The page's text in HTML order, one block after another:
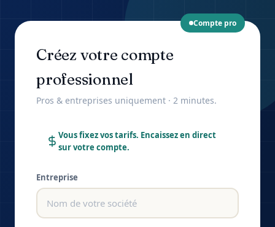
Compte pro
Créez votre compte
professionnel
Pros & entreprises uniquement · 2 minutes.
Vous fixez vos tarifs. Encaissez en direct
sur votre compte.
Entreprise